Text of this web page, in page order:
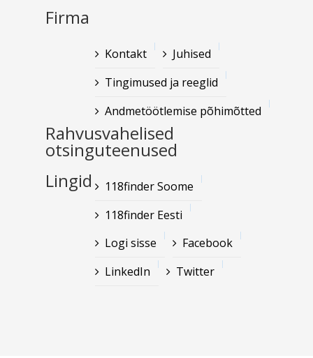
Firma
Kontakt
Juhised
Tingimused ja reeglid
Andmetöötlemise põhimõtted
Rahvusvahelised
otsinguteenused
118finder Soome
118finder Eesti
Lingid
Logi sisse
Facebook
LinkedIn
Twitter